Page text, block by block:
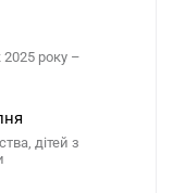
року –
дітей з